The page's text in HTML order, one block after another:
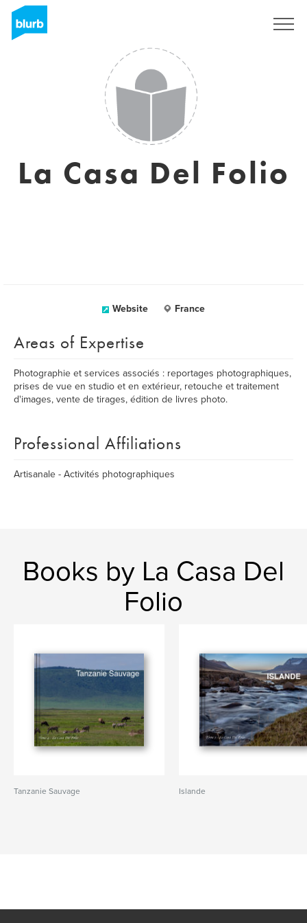
La Casa Del Folio
Website France
Areas of Expertise
Photographie et services associés : reportages photographiques,
prises de vue en studio et en extérieur, retouche et traitement
d'images, vente de tirages, édition de livres photo.
Professional Affiliations
Artisanale - Activités photographiques
Books by La Casa Del
Folio
Tanzanie Sauvage Islande